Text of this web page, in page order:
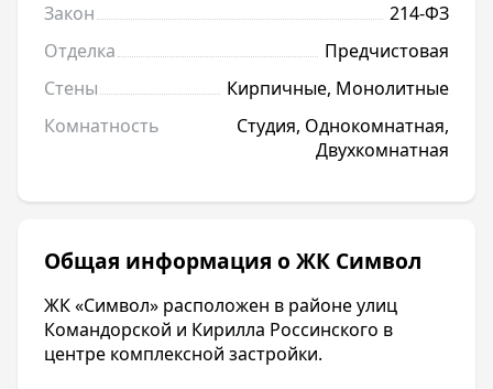
Закон
214-ФЗ
Отделка
Предчистовая
Стены
Кирпичные, Монолитные
Комнатность
Студия, Однокомнатная,
Двухкомнатная
Общая информация о ЖК Символ
ЖК «Символ» расположен в районе улиц
Командорской и Кирилла Россинского в
центре комплексной застройки.